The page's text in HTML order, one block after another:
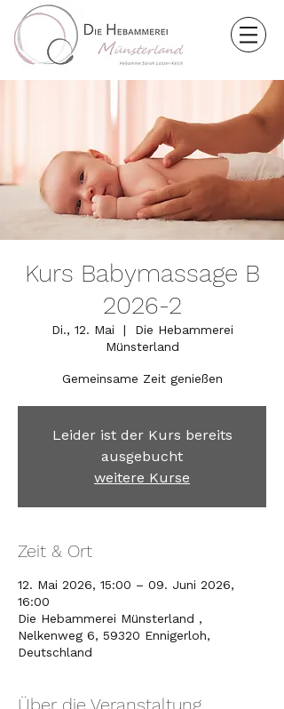
Kurs Babymassage B
2026-2
Di., 12. Mai
  |
Die Hebammerei
Münsterland
Gemeinsame Zeit genießen
Leider ist der Kurs bereits
ausgebucht
weitere Kurse
Zeit & Ort
12. Mai 2026, 15:00 – 09. Juni 2026,
16:00
Die Hebammerei Münsterland ,
Nelkenweg 6, 59320 Ennigerloh,
Deutschland
Über die Veranstaltung